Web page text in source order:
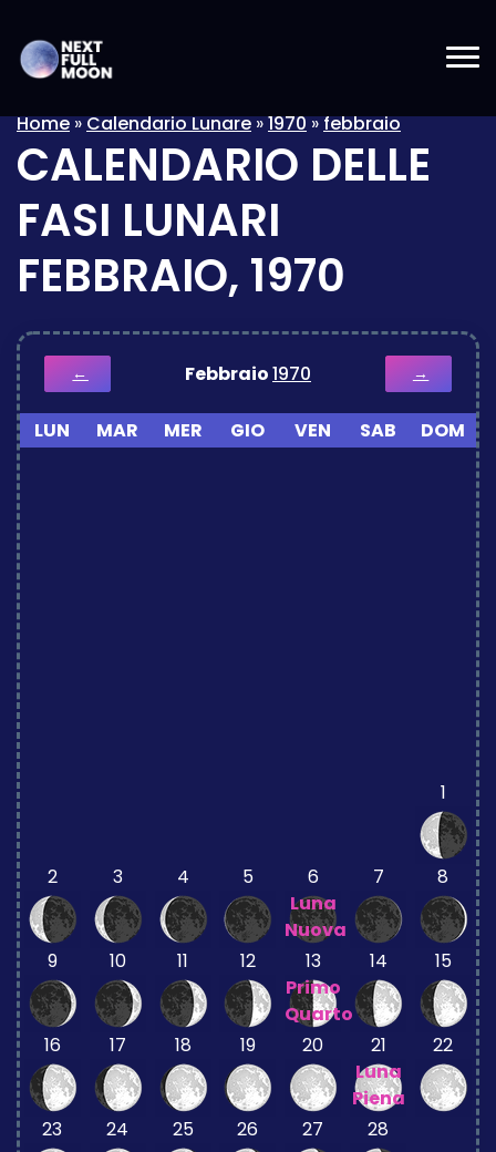
Home»Calendario Lunare»1970»febbraio
CALENDARIO DELLE
FASI LUNARI
FEBBRAIO, 1970
← Febbraio1970 →
LUN MAR MER GIO VEN SAB DOM
1
2 3 4 5
6
Luna
Nuova
7 8
9 10 11 12
13
Primo
Quarto
14 15
16 17 18 19 20
21
Luna
Piena
22
23 24 25 26 27 28